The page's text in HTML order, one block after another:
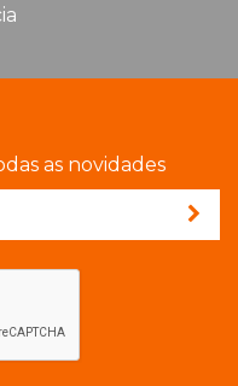
as novidades